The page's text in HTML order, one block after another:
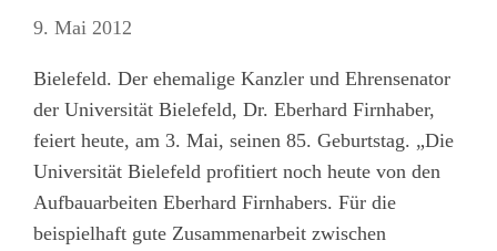
9. Mai 2012
Bielefeld. Der ehemalige Kanzler und Ehrensenator
der Universität Bielefeld, Dr. Eberhard Firnhaber,
feiert heute, am 3. Mai, seinen 85. Geburtstag. „Die
Universität Bielefeld profitiert noch heute von den
Aufbauarbeiten Eberhard Firnhabers. Für die
beispielhaft gute Zusammenarbeit zwischen